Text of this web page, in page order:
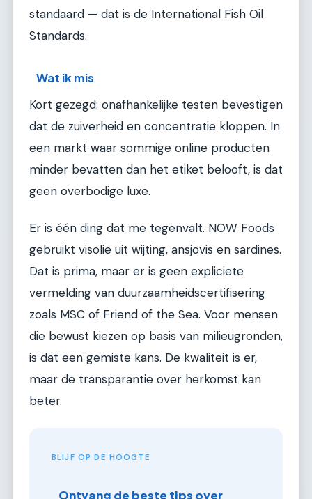
standaard — dat is de International Fish Oil
Standards.
Wat ik mis
Kort gezegd: onafhankelijke testen bevestigen
dat de zuiverheid en concentratie kloppen. In
een markt waar sommige online producten
minder bevatten dan het etiket belooft, is dat
geen overbodige luxe.
Er is één ding dat me tegenvalt. NOW Foods
gebruikt visolie uit wijting, ansjovis en sardines.
Dat is prima, maar er is geen expliciete
vermelding van duurzaamheidscertifisering
zoals MSC of Friend of the Sea. Voor mensen
die bewust kiezen op basis van milieugronden,
is dat een gemiste kans. De kwaliteit is er,
maar de transparantie over herkomst kan
beter.
BLIJF OP DE HOOGTE
Ontvang de beste tips over